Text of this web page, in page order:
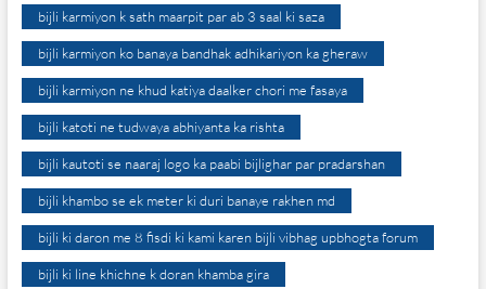
bijli karmiyon k sath maarpit par ab 3 saal ki saza
bijli karmiyon ko banaya bandhak adhikariyon ka gheraw
bijli karmiyon ne khud katiya daalker chori me fasaya
bijli katoti ne tudwaya abhiyanta ka rishta
bijli kautoti se naaraj logo ka paabi bijlighar par pradarshan
bijli khambo se ek meter ki duri banaye rakhen md
bijli ki daron me 8 fisdi ki kami karen bijli vibhag upbhogta forum
bijli ki line khichne k doran khamba gira